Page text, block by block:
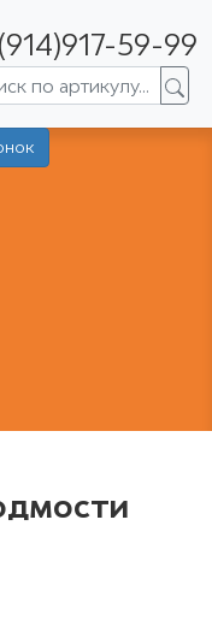
59-99